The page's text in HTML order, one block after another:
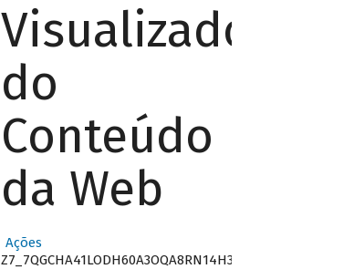
Visualizador
do
Conteúdo
da Web
Ações
Z7_7QGCHA41LODH60A3OQA8RN14H3